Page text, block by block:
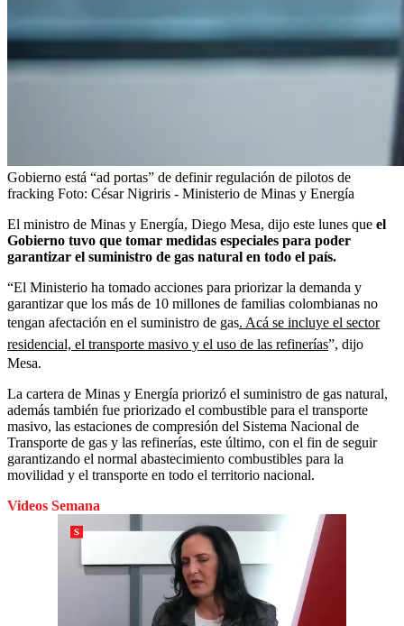
Gobierno está “ad portas” de definir regulación de pilotos de
fracking Foto: César Nigriris - Ministerio de Minas y Energía
El ministro de Minas y Energía, Diego Mesa, dijo este lunes que el
Gobierno tuvo que tomar medidas especiales para poder
garantizar el suministro de gas natural en todo el país.
“El Ministerio ha tomado acciones para priorizar la demanda y
garantizar que los más de 10 millones de familias colombianas no
tengan afectación en el suministro de gas. Acá se incluye el sector
residencial, el transporte masivo y el uso de las refinerías”, dijo
Mesa.
La cartera de Minas y Energía priorizó el suministro de gas natural,
además también fue priorizado el combustible para el transporte
masivo, las estaciones de compresión del Sistema Nacional de
Transporte de gas y las refinerías, este último, con el fin de seguir
garantizando el normal abastecimiento combustibles para la
movilidad y el transporte en todo el territorio nacional.
Videos Semana